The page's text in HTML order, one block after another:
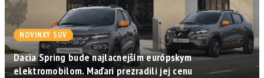
NOVINKY SUV
Dacia Spring bude najlacnejším európskym
elektromobilom. Maďari prezradili jej cenu